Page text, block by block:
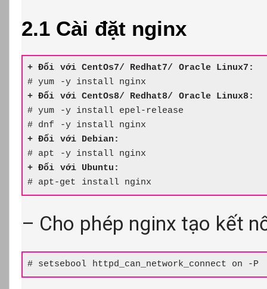
2.1 Cài đặt nginx
+ Đối với CentOs7/ Redhat7/ Oracle Linux7:
+ Đối với CentOs8/ Redhat8/ Oracle Linux8:
# yum -y install epel-release
# apt-get install nginx
– Cho phép nginx tạo kết
# setsebool httpd_can_network_connect on -P